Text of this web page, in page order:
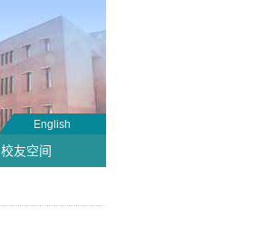
English
校友空间